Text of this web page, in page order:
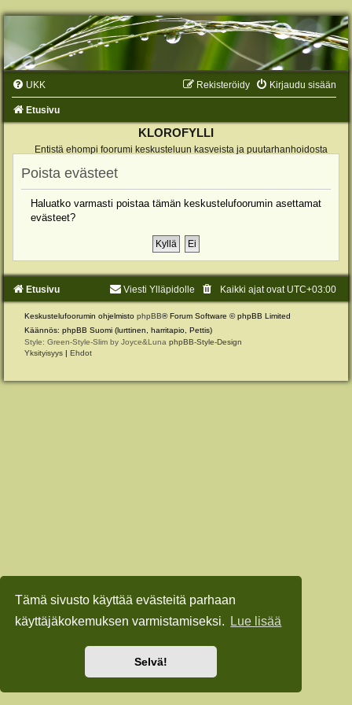
Tämä sivusto käyttää evästeitä parhaan
käyttäjäkokemuksen varmistamiseksi.
Lue lisää
Selvä!
UKK Kirjaudu sisään
Rekisteröidy
Etusivu
KLOROFYLLI
Entistä ehompi foorumi keskusteluun kasveista ja puutarhanhoidosta
Poista evästeet
Haluatko varmasti poistaa tämän keskustelufoorumin asettamat
evästeet?
Etusivu Kaikki ajat ovat UTC+03:00
Viesti Ylläpidolle
Keskustelufoorumin ohjelmisto phpBB® Forum Software © phpBB Limited
Käännös: phpBB Suomi (lurttinen, harritapio, Pettis)
Style: Green-Style-Slim by Joyce&Luna phpBB-Style-Design
Yksityisyys | Ehdot